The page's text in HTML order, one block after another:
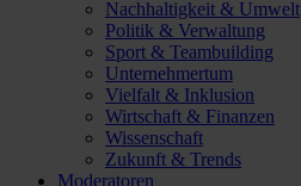
Nachhaltigkeit & Umwelt
Politik & Verwaltung
Sport & Teambuilding
Unternehmertum
Vielfalt & Inklusion
Wirtschaft & Finanzen
Wissenschaft
Zukunft & Trends
Moderatoren